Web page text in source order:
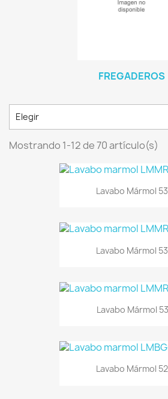
FREGADEROS
Elegir
Mostrando 1-12 de 70 artículo(s)
Lavabo Mármol
Lavabo Mármol
Lavabo Mármol
Lavabo Mármol